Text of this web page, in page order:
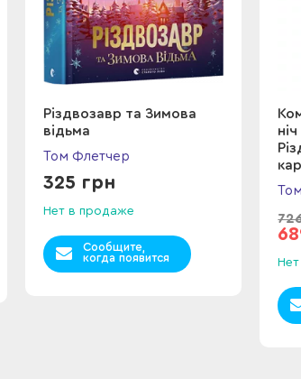
Різдвозавр та Зимова
відьма
Том Флетчер
325 грн
Нет в продаже
Сообщите,
когда появится